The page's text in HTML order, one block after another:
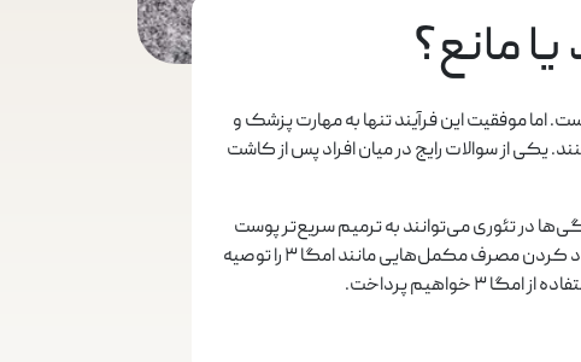
اما موفقیت این فرآیند تنها به مهارت پزشک و
یکی از سوالات رایج در میان افراد پس از کاشت
در تئوری می‌توانند به ترمیم سریع‌تر پوست
سر و تغذیه بهتر فولیکول‌های مو کمک کنند. با این حال، برخی پزشکان در روزهای ابتدایی پس از کاشت مو، محدود کردن مصرف مکمل‌هایی مانند امگا ۳ را توصیه
پرداخت.